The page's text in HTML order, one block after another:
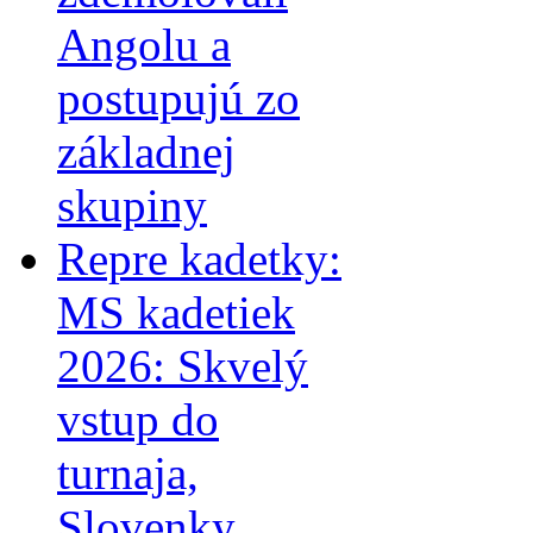
Angolu a
postupujú zo
základnej
skupiny
Repre kadetky:
MS kadetiek
2026: Skvelý
vstup do
turnaja,